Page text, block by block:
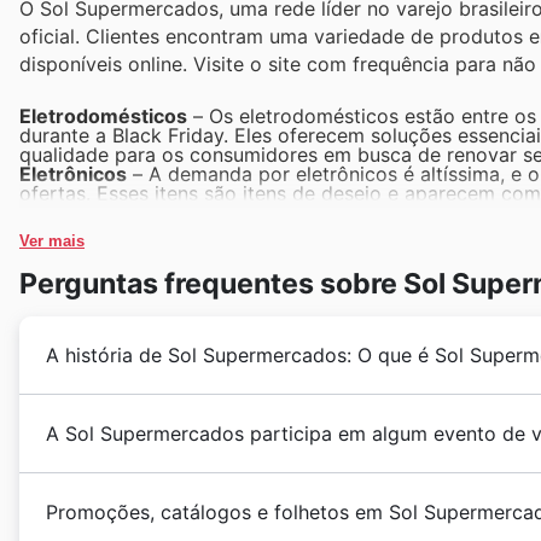
O Sol Supermercados, uma rede líder no varejo
oficial. Clientes encontram uma variedade de produtos
disponíveis online. Visite o site com frequência para
Eletrodomésticos – Os eletrodomésticos estão entre
durante a Black Friday. Eles oferecem soluções
qualidade para os consumidores em busca de renovar
Eletrônicos – A demanda por eletrônicos é altíssima, e
ofertas. Esses itens são itens de desejo e aparecem
Móveis
oferecem conforto e estilo, e suas promoções são
para quem busca renovar os ambientes com preços
Perfumaria e Cosméticos– A categoria de perfumaria e
Brinquedos– Para as famílias, os brinquedos são uma
deals de forma estratégica. Durante a Black Friday, a
Ver mais
Perguntas frequentes sobre Sol
A história de Sol Supermercados: O que é Sol
em 1988, em Belo Horizonte, por Geraldo de Souza
visão clara: oferecer aos seus clientes produtos de
confiança que perdura até hoje. Ao longo dos anos,
necessidades e os anseios dos consumidores por
A Sol Supermercados participa em algum evento de
O Sol Supermercados, presente em todo o Brasil,
Promoções, catálogos e folhetos em Sol